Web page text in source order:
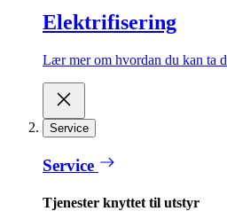
Elektrifisering
Lær mer om hvordan du kan ta
Service
Service
Tjenester knyttet til utstyr